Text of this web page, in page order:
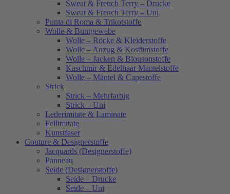
Sweat & French Terry – Drucke
Sweat & French Terry – Uni
Punta di Roma & Trikotstoffe
Wolle & Buntgewebe
Wolle – Röcke & Kleiderstoffe
Wolle – Anzug & Kostümstoffe
Wolle – Jacken & Blousonstoffe
Kaschmir & Edelhaar Mantelstoffe
Wolle – Mäntel & Capestoffe
Strick
Strick – Mehrfarbig
Strick – Uni
Lederimitate & Laminate
Fellimitate
Kunstfaser
Couture & Designerstoffe
Jacquards (Designerstoffe)
Panneau
Seide (Designerstoffe)
Seide – Drucke
Seide – Uni